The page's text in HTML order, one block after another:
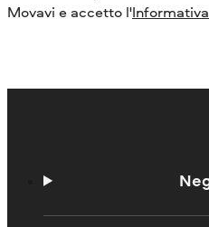
Movavi e accetto l'